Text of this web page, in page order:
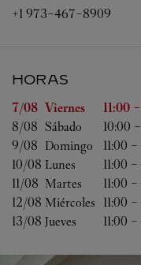
+1 973-467-8909
HORAS
Día de la semana Horas
7/08 Viernes 11:00 -
8/08 Sábado 10:00 -
9/08 Domingo 11:00 -
10/08 Lunes 11:00 -
11/08 Martes 11:00 -
12/08 Miércoles 11:00 -
13/08 Jueves 11:00 -